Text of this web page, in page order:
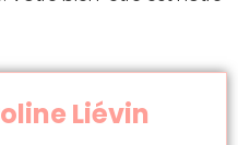
Liévin